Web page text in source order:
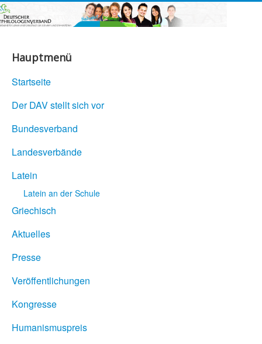
Hauptmenü
Startseite
Der DAV stellt sich vor
Bundesverband
Landesverbände
Latein
Latein an der Schule
Griechisch
Aktuelles
Presse
Veröffentlichungen
Kongresse
Humanismuspreis